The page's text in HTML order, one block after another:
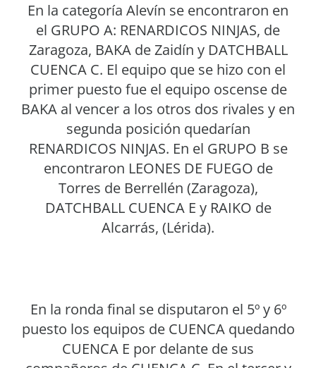
En la categoría Alevín se encontraron en
el GRUPO A: RENARDICOS NINJAS, de
Zaragoza, BAKA de Zaidín y DATCHBALL
CUENCA C. El equipo que se hizo con el
primer puesto fue el equipo oscense de
BAKA al vencer a los otros dos rivales y en
segunda posición quedarían
RENARDICOS NINJAS. En el GRUPO B se
encontraron LEONES DE FUEGO de
Torres de Berrellén (Zaragoza),
DATCHBALL CUENCA E y RAIKO de
Alcarrás, (Lérida).
En la ronda final se disputaron el 5º y 6º
puesto los equipos de CUENCA quedando
CUENCA E por delante de sus